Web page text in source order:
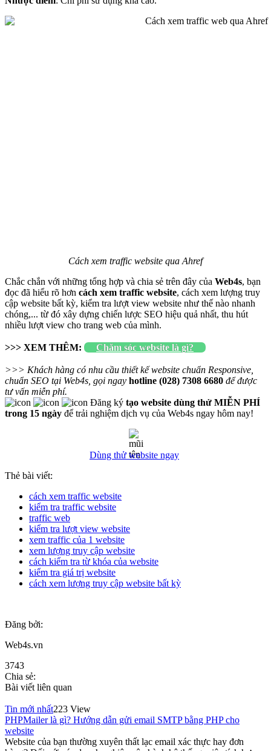
Cách xem traffic website qua Ahref
Chắc chắn với những tổng hợp và chia sẻ trên đây của Web4s, bạn
đọc đã hiểu rõ hơn cách xem traffic website, cách xem lượng truy
cập website bất kỳ, kiểm tra lượt view website như thế nào nhanh
chóng,... từ đó xây dựng chiến lược SEO hiệu quả nhất, thu hút
nhiều lượt view cho trang web của mình.
>>> XEM THÊM: Chăm sóc website là gì?
>>> Khách hàng có nhu cầu thiết kế website chuẩn Responsive,
chuẩn SEO tại Web4s, gọi ngay hotline (028) 7308 6680 để được
tư vấn miễn phí.
Đăng ký tạo website dùng thử MIỄN PHÍ
trong 15 ngày để trải nghiệm dịch vụ của Web4s ngay hôm nay!
Dùng thử website ngay
Thẻ bài viết:
cách xem traffic website
kiểm tra traffic website
traffic web
kiểm tra lượt view website
xem traffic của 1 website
xem lượng truy cập website
cách kiểm tra từ khóa của website
kiểm tra giá trị website
cách xem lượng truy cập website bất kỳ
Đăng bởi:
Web4s.vn
3743
Chia sẻ:
Bài viết liên quan
Tin mới nhất223 View
PHPMailer là gì? Hướng dẫn gửi email SMTP bằng PHP cho
website
Website của bạn thường xuyên thất lạc email xác thực hay đơn